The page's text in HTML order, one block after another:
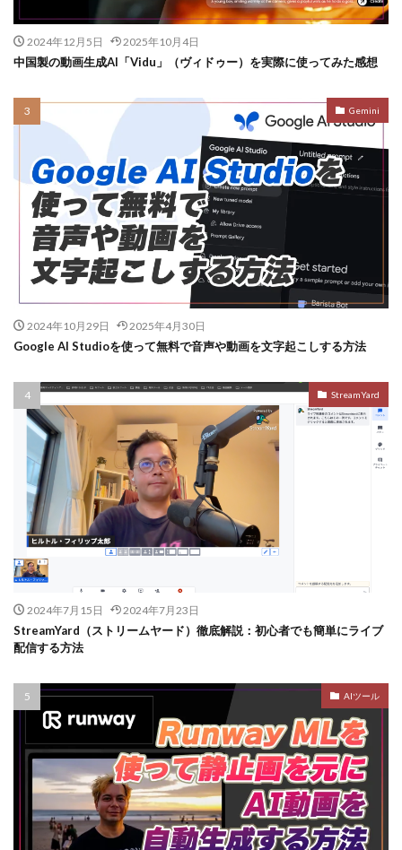
2024年12月5日 2025年10月4日
中国製の動画生成AI「Vidu」（ヴィドゥー）を実際に使ってみた感想
Gemini
2024年10月29日 2025年4月30日
Google AI Studioを使って無料で音声や動画を文字起こしする方法
StreamYard
2024年7月15日 2024年7月23日
StreamYard（ストリームヤード）徹底解説：初心者でも簡単にライブ
配信する方法
AIツール